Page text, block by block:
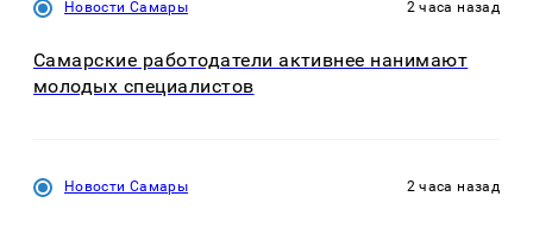
Новости Самары 2 часа назад
Самарские работодатели активнее нанимают
молодых специалистов
Новости Самары 2 часа назад